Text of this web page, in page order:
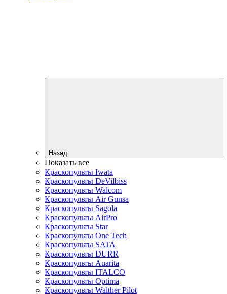
Назад
Показать все
Краскопульты Iwata
Краскопульты DeVilbiss
Краскопульты Walcom
Краскопульты Air Gunsa
Краскопульты Sagola
Краскопульты AirPro
Краскопульты Star
Краскопульты One Tech
Краскопульты SATA
Краскопульты DURR
Краскопульты Auarita
Краскопульты ITALCO
Краскопульты Optima
Краскопульты Walther Pilot